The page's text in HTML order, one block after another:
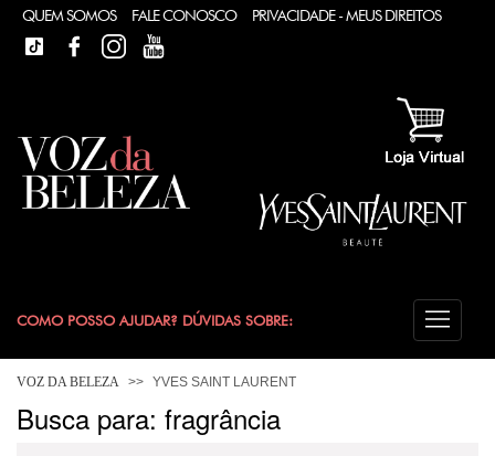
QUEM SOMOS FALE CONOSCO
PRIVACIDADE - MEUS DIREITOS
TIKTOK
FACEBOOKINSTAGRAM
COMO POSSO AJUDAR? DÚVIDAS SOBRE:
CONSULTORIA DE PRODUTOS YVES SAINT LAURENT
VOZ DA BELEZA YVES SAINT LAURENT
Busca para: fragrância